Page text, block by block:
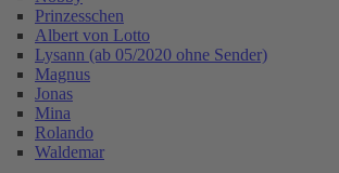
Prinzesschen
Albert von Lotto
Lysann (ab 05/2020 ohne Sender)
Magnus
Jonas
Mina
Rolando
Waldemar